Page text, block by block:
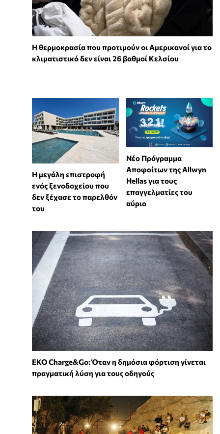
Η θερμοκρασία που προτιμούν οι Αμερικανοί για το
κλιματιστικό δεν είναι 26 βαθμοί Κελσίου
Η μεγάλη επιστροφή
ενός ξενοδοχείου που
δεν ξέχασε το παρελθόν
του
Νέο Πρόγραμμα
Αποφοίτων της Allwyn
Hellas για τους
επαγγελματίες του
αύριο
EKO Charge&Go: Όταν η δημόσια φόρτιση γίνεται
πραγματική λύση για τους οδηγούς